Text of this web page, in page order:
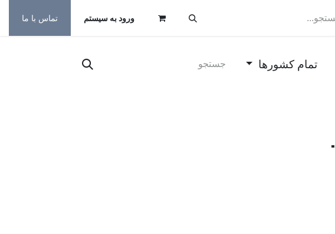
test ورود به سیستم تماس با ما
تمام کشورها
"